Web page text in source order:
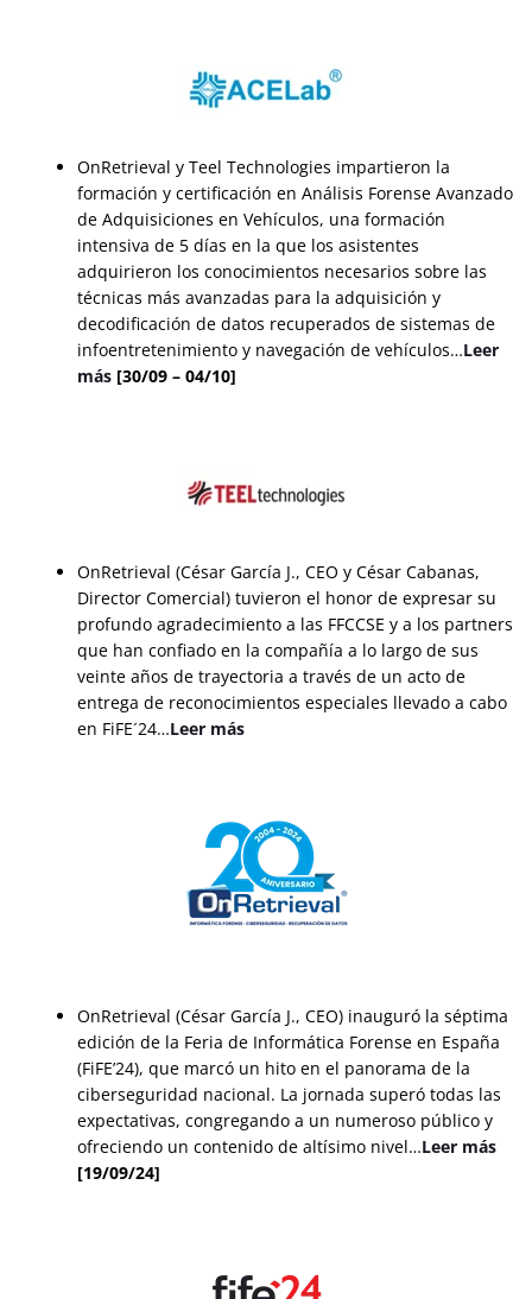
OnRetrieval y Teel Technologies impartieron la
formación y certificación en Análisis Forense Avanzado
de Adquisiciones en Vehículos, una formación
intensiva de 5 días en la que los asistentes
adquirieron los conocimientos necesarios sobre las
técnicas más avanzadas para la adquisición y
decodificación de datos recuperados de sistemas de
infoentretenimiento y navegación de vehículos…Leer
más [30/09 – 04/10]
OnRetrieval (César García J., CEO y César Cabanas,
Director Comercial) tuvieron el honor de expresar su
profundo agradecimiento a las FFCCSE y a los partners
que han confiado en la compañía a lo largo de sus
veinte años de trayectoria a través de un acto de
entrega de reconocimientos especiales llevado a cabo
en FiFE´24…Leer más
OnRetrieval (César García J., CEO) inauguró la séptima
edición de la Feria de Informática Forense en España
(FiFE’24), que marcó un hito en el panorama de la
ciberseguridad nacional. La jornada superó todas las
expectativas, congregando a un numeroso público y
ofreciendo un contenido de altísimo nivel…Leer más
[19/09/24]